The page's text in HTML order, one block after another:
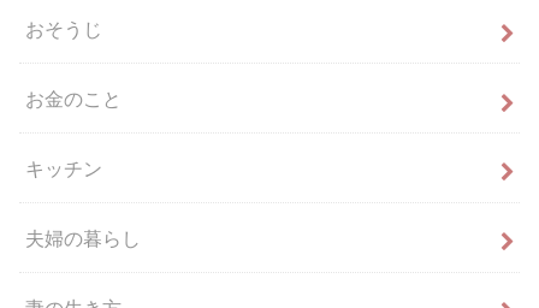
おそうじ
お金のこと
キッチン
夫婦の暮らし